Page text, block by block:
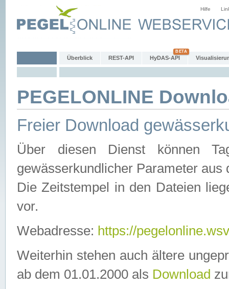
Hilfe
Überblick REST-API HyDAS-API
PEGELONLINE
Freier Download
Über diesen Dienst können
gewässerkundlicher Parameter aus
Die Zeitstempel in den Dateien
vor.
Webadresse: https://
Weiterhin stehen auch ältere
ab dem 01.01.2000 als Download